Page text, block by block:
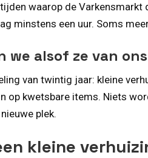
waarop de
minstens een uur. Soms
alsof ze van
van twintig jaar: kleine
kwetsbare items. Niets
plek.
kleine